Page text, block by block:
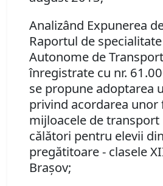
Analizând Expunerea
Raportul de
Autonome de
înregistrate cu nr.
se propune adoptarea
privind acordarea unor
mijloacele de
călători pentru elevii
pregătitoare - clasele
Braşov;